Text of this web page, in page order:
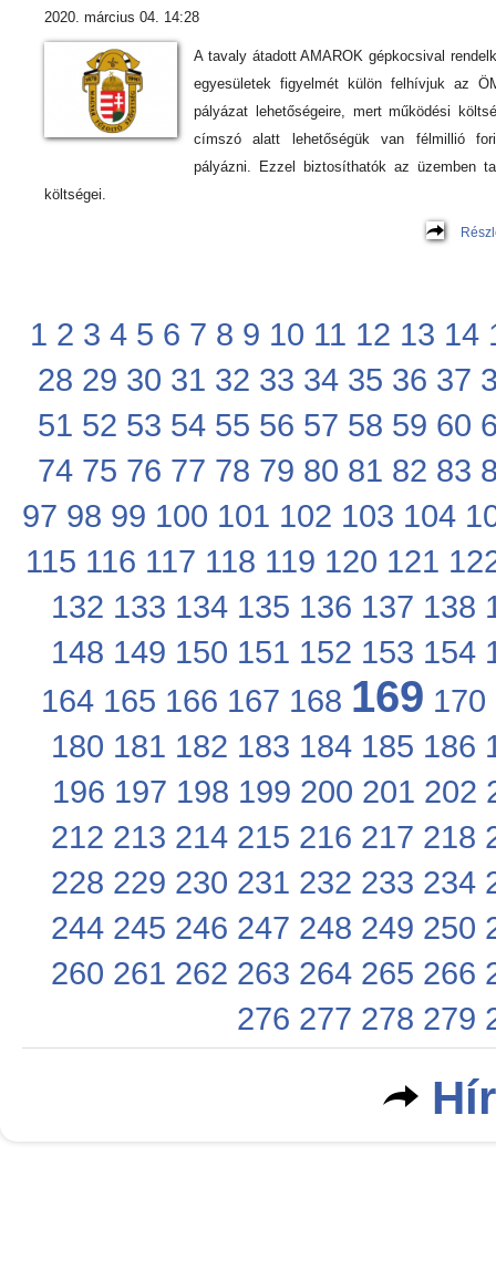
2020. március 04. 14:28
A tavaly átadott AMAROK gépkocsival
egyesületek figyelmét külön felhívjuk az
pályázat lehetőségeire, mert működési
címszó alatt lehetőségük van félmillió
pályázni. Ezzel biztosíthatók az üzemben
költségei.
1 2 3 4 5 6 7 8 9 10 11 12 13 14
28 29 30 31 32 33 34 35 36 37
51 52 53 54 55 56 57 58 59 60
74 75 76 77 78 79 80 81 82 83
97 98 99 100 101 102 103 104
115 116 117 118 119 120 121
132 133 134 135 136 137 138
148 149 150 151 152 153 154
164 165 166 167 168 169 170
180 181 182 183 184 185 186
196 197 198 199 200 201 202
212 213 214 215 216 217 218
228 229 230 231 232 233 234
244 245 246 247 248 249 250
260 261 262 263 264 265 266
276 277 278 279